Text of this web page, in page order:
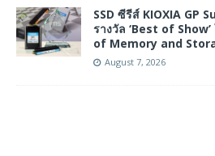
SSD ซีรีส์ KIOXIA GP
รางวัล ‘Best of
of Memory and
August 7, 2026